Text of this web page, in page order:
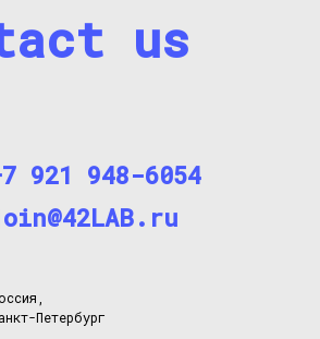
921 948-6054
Петербург
us